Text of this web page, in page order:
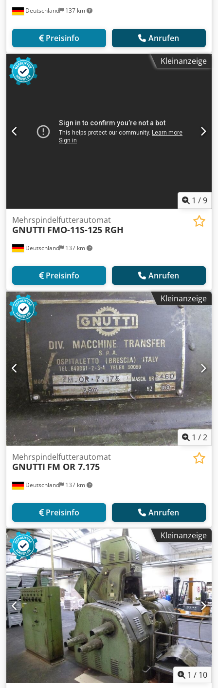
Deutschland 137 km
Preisinfo Anrufen
Kleinanzeige
1 /9
Deutschland 137 km
Mehrspindelfutterautomat
GNUTTI FMO-11S-125 RGH
Preisinfo Anrufen
Kleinanzeige
1 /2
Deutschland 137 km
Mehrspindelfutterautomat
GNUTTI FM OR 7.175
Preisinfo Anrufen
Kleinanzeige
1 / 10